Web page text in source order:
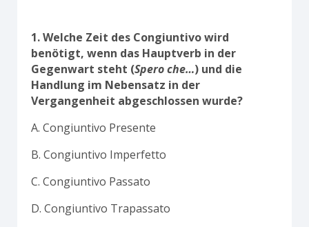
1. Welche Zeit des Congiuntivo wird
benötigt, wenn das Hauptverb in der
Gegenwart steht (Spero che…) und die
Handlung im Nebensatz in der
Vergangenheit abgeschlossen wurde?
A. Congiuntivo Presente
B. Congiuntivo Imperfetto
C. Congiuntivo Passato
D. Congiuntivo Trapassato